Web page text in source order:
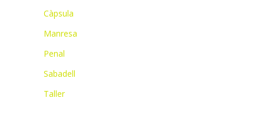
Càpsula
Manresa
Penal
Sabadell
Taller